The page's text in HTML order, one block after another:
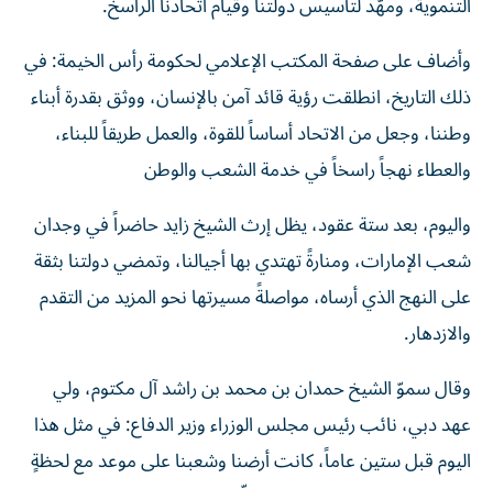
وأضاف على صفحة المكتب الإعلامي لحكومة رأس الخيمة: في
ذلك التاريخ، انطلقت رؤية قائد آمن بالإنسان، ووثق بقدرة أبناء
وطننا، وجعل من الاتحاد أساساً للقوة، والعمل طريقاً للبناء،
والعطاء نهجاً راسخاً في خدمة الشعب والوطن
واليوم، بعد ستة عقود، يظل إرث الشيخ زايد حاضراً في وجدان
شعب الإمارات، ومنارةً تهتدي بها أجيالنا، وتمضي دولتنا بثقة
على النهج الذي أرساه، مواصلةً مسيرتها نحو المزيد من التقدم
والازدهار.
وقال سموّ الشيخ حمدان بن محمد بن راشد آل مكتوم، ولي
عهد دبي، نائب رئيس مجلس الوزراء وزير الدفاع: في مثل هذا
اليوم قبل ستين عاماً، كانت أرضنا وشعبنا على موعد مع لحظةٍ